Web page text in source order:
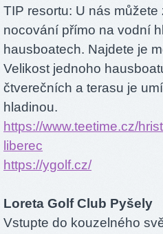
TIP resortu: U nás
nocování přímo na vodní
hausboatech. Najdete je
Velikost jednoho
čtverečních a terasu je
hladinou.
https://www.teetime.cz/
liberec
https://ygolf.cz/
Loreta Golf Club Pyšely
Vstupte do kouzelného